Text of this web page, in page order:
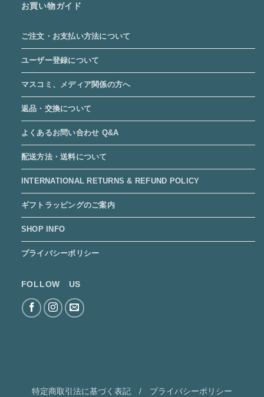
お買い物ガイド
ご注文・お支払い方法について
ユーザー登録について
マスコミ、メディア関係の方へ
返品・交換について
よくあるお問い合わせ Q&A
配送方法・送料について
INTERNATIONAL RETURNS & REFUND POLICY
ギフトラッピングのご案内
SHOP INFO
プライバシーポリシー
FOLLOW US
特定商取引法に基づく表記 / プライバシーポリシー